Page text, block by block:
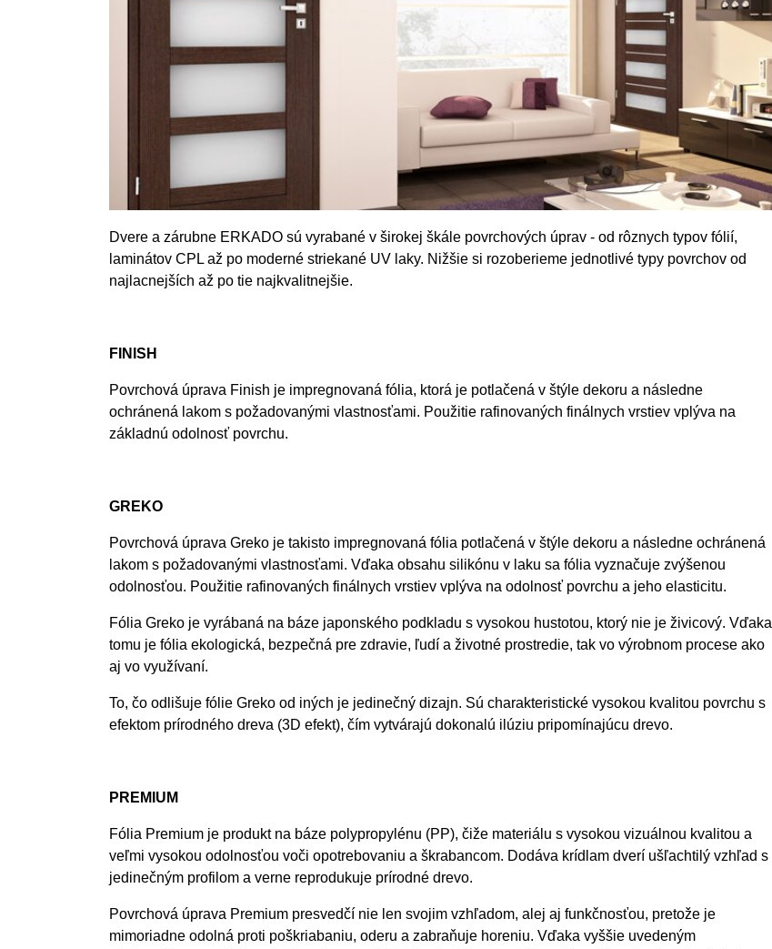
Dvere a zárubne ERKADO sú vyrabané v širokej škále povrchových úprav - od rôznych typov fólií,
laminátov CPL až po moderné striekané UV laky. Nižšie si rozoberieme jednotlivé typy povrchov od
najlacnejších až po tie najkvalitnejšie.
FINISH
Povrchová úprava Finish je impregnovaná fólia, ktorá je potlačená v štýle dekoru a následne
ochránená lakom s požadovanými vlastnosťami. Použitie rafinovaných finálnych vrstiev vplýva na
základnú odolnosť povrchu.
GREKO
Povrchová úprava Greko je takisto impregnovaná fólia potlačená v štýle dekoru a následne ochránená
lakom s požadovanými vlastnosťami. Vďaka obsahu silikónu v laku sa fólia vyznačuje zvýšenou
odolnosťou. Použitie rafinovaných finálnych vrstiev vplýva na odolnosť povrchu a jeho elasticitu.
Fólia Greko je vyrábaná na báze japonského podkladu s vysokou hustotou, ktorý nie je živicový. Vďaka
tomu je fólia ekologická, bezpečná pre zdravie, ľudí a životné prostredie, tak vo výrobnom procese ako
aj vo využívaní.
To, čo odlišuje fólie Greko od iných je jedinečný dizajn. Sú charakteristické vysokou kvalitou povrchu s
efektom prírodného dreva (3D efekt), čím vytvárajú dokonalú ilúziu pripomínajúcu drevo.
PREMIUM
Fólia Premium je produkt na báze polypropylénu (PP), čiže materiálu s vysokou vizuálnou kvalitou a
veľmi vysokou odolnosťou voči opotrebovaniu a škrabancom. Dodáva krídlam dverí ušľachtilý vzhľad s
jedinečným profilom a verne reprodukuje prírodné drevo.
Povrchová úprava Premium presvedčí nie len svojim vzhľadom, alej aj funkčnosťou, pretože je
mimoriadne odolná proti poškriabaniu, oderu a zabraňuje horeniu. Vďaka vyššie uvedeným